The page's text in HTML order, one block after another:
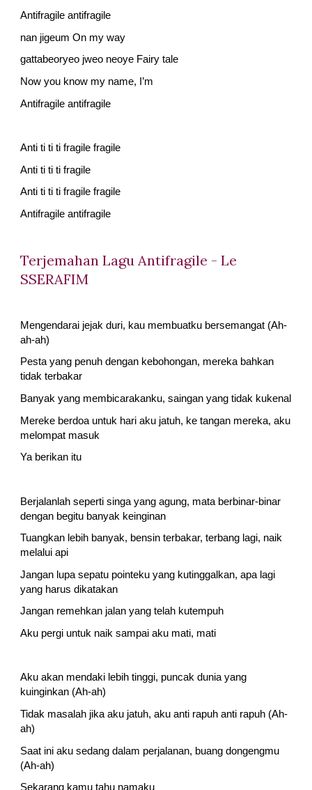
Antifragile antifragile
nan jigeum On my way
gattabeoryeo jweo neoye Fairy tale
Now you know my name, I’m
Antifragile antifragile
Anti ti ti ti fragile fragile
Anti ti ti ti fragile
Anti ti ti ti fragile fragile
Antifragile antifragile
Terjemahan Lagu Antifragile - Le
SSERAFIM
Mengendarai jejak duri, kau membuatku bersemangat (Ah-
ah-ah)
Pesta yang penuh dengan kebohongan, mereka bahkan
tidak terbakar
Banyak yang membicarakanku, saingan yang tidak kukenal
Mereke berdoa untuk hari aku jatuh, ke tangan mereka, aku
melompat masuk
Ya berikan itu
Berjalanlah seperti singa yang agung, mata berbinar-binar
dengan begitu banyak keinginan
Tuangkan lebih banyak, bensin terbakar, terbang lagi, naik
melalui api
Jangan lupa sepatu pointeku yang kutinggalkan, apa lagi
yang harus dikatakan
Jangan remehkan jalan yang telah kutempuh
Aku pergi untuk naik sampai aku mati, mati
Aku akan mendaki lebih tinggi, puncak dunia yang
kuinginkan (Ah-ah)
Tidak masalah jika aku jatuh, aku anti rapuh anti rapuh (Ah-
ah)
Saat ini aku sedang dalam perjalanan, buang dongengmu
(Ah-ah)
Sekarang kamu tahu namaku